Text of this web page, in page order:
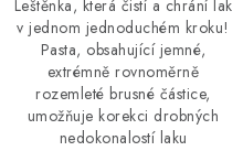
Leštěnka, která čistí a chrání lak
v jednom jednoduchém kroku!
Pasta, obsahující jemné,
extrémně rovnoměrně
rozemleté ​​brusné částice,
umožňuje korekci drobných
nedokonalostí laku